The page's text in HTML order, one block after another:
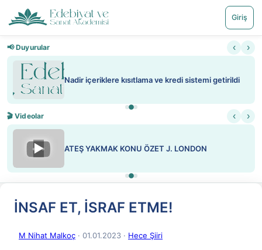
Giriş
📢 Duyurular ‹ ›
Nadir içeriklere kısıtlama ve kredi sistemi getirildi
🎬 Videolar ‹ ›
▶ ATEŞ YAKMAK KONU ÖZET J. LONDON
İNSAF ET, İSRAF ETME!
M Nihat Malkoç · 01.01.2023 · Hece Şiiri